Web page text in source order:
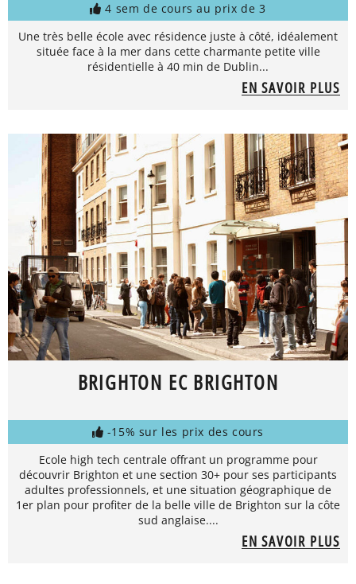
4 sem de cours au prix de 3
Une très belle école avec résidence juste à côté, idéalement
située face à la mer dans cette charmante petite ville
résidentielle à 40 min de Dublin...
EN SAVOIR PLUS
BRIGHTON EC BRIGHTON
-15% sur les prix des cours
Ecole high tech centrale offrant un programme pour
découvrir Brighton et une section 30+ pour ses participants
adultes professionnels, et une situation géographique de
1er plan pour profiter de la belle ville de Brighton sur la côte
sud anglaise....
EN SAVOIR PLUS